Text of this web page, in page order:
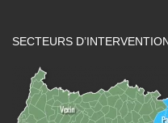
SECTEURS